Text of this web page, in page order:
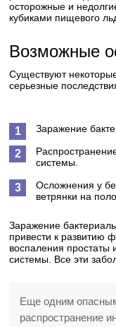
осторожные и
кубиками пищевого
Возможные
Существуют
серьезные
Заражение
системы.
Осложнения у
ветрянки на
Заражение
привести к развитию
воспаления простаты
системы. Все эти
Еще одним
распространение